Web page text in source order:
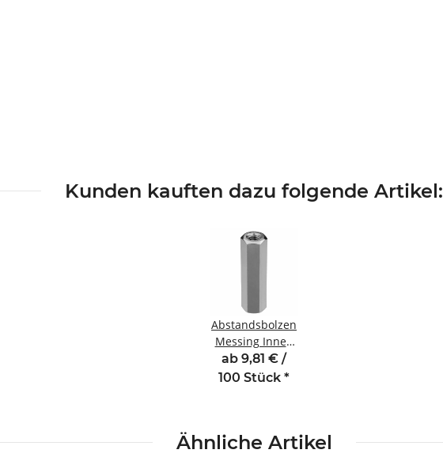
Kunden kauften dazu folgende Artikel:
Abstandsbolzen
Messing Innen
/Innengewinde
6 mm M3 SW5,5
ab 9,81 € /
100 Stück *
Ähnliche Artikel